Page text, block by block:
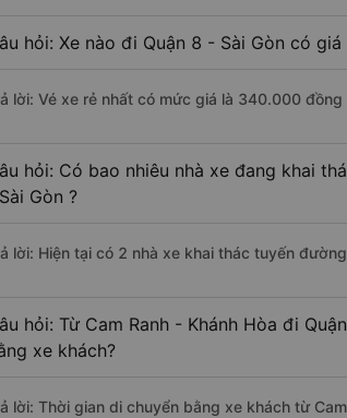
hỏi: Xe nào đi Quận 8 - Sài Gòn có giá
lời: Vé xe rẻ nhất có mức giá là 340.000
hỏi: Có bao nhiêu nhà xe đang khai
Gòn ?
lời: Hiện tại có 2 nhà xe khai thác tuyến
hỏi: Từ Cam Ranh - Khánh Hòa đi
xe khách?
lời: Thời gian di chuyển bằng xe khách từ